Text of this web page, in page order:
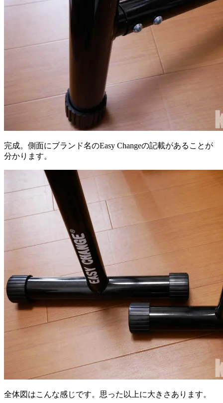
完成。側面にブランド名のEasy Changeの記載があることが
分かります。
全体図はこんな感じです。思った以上に大きさあります。